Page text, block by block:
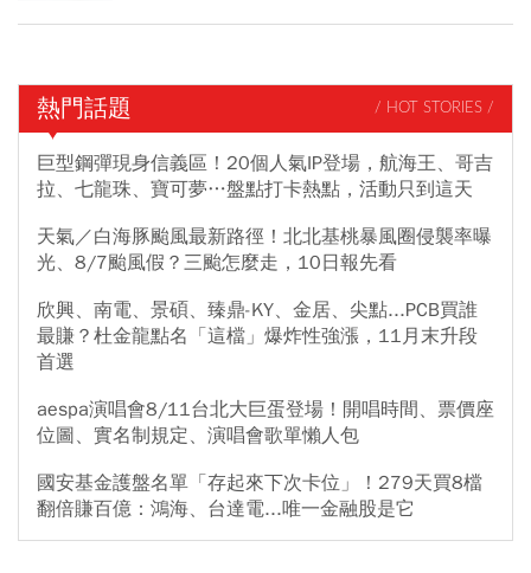
熱門話題 / HOT STORIES /
巨型鋼彈現身信義區！20個人氣IP登場，航海王、哥吉
拉、七龍珠、寶可夢…盤點打卡熱點，活動只到這天
天氣／白海豚颱風最新路徑！北北基桃暴風圈侵襲率曝
光、8/7颱風假？三颱怎麼走，10日報先看
欣興、南電、景碩、臻鼎-KY、金居、尖點...PCB買誰
最賺？杜金龍點名「這檔」爆炸性強漲，11月末升段
首選
aespa演唱會8/11台北大巨蛋登場！開唱時間、票價座
位圖、實名制規定、演唱會歌單懶人包
國安基金護盤名單「存起來下次卡位」！279天買8檔
翻倍賺百億：鴻海、台達電...唯一金融股是它